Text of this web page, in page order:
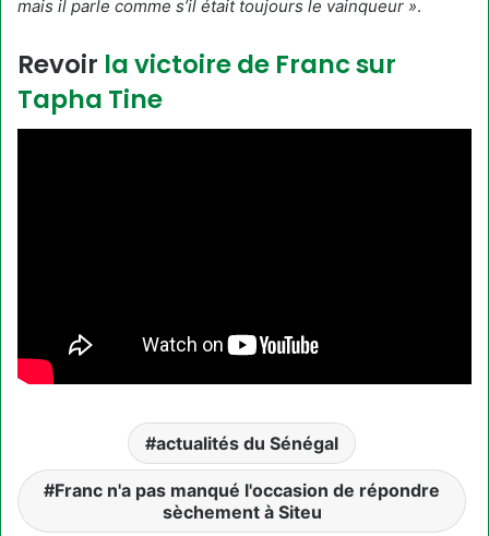
mais il parle comme s’il était toujours le vainqueur ».
Revoir la victoire de Franc sur
Tapha Tine
actualités du Sénégal
Franc n'a pas manqué l'occasion de répondre
sèchement à Siteu